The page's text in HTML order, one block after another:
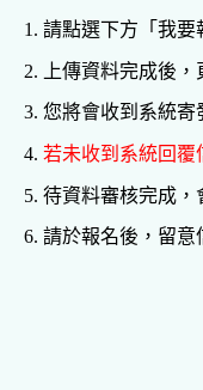
請點選下方「我要
上傳資料完成後
您將會收到系統寄
若未收到系統回覆
待資料審核完成，
請於報名後，留意